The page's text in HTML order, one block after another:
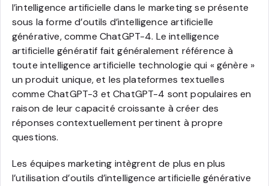
l’intelligence artificielle dans le marketing se présente
sous la forme d’outils d’intelligence artificielle
générative, comme ChatGPT-4. Le intelligence
artificielle génératif fait généralement référence à
toute intelligence artificielle technologie qui « génère »
un produit unique, et les plateformes textuelles
comme ChatGPT-3 et ChatGPT-4 sont populaires en
raison de leur capacité croissante à créer des
réponses contextuellement pertinent à propre
questions.
Les équipes marketing intègrent de plus en plus
l’utilisation d’outils d’intelligence artificielle générative